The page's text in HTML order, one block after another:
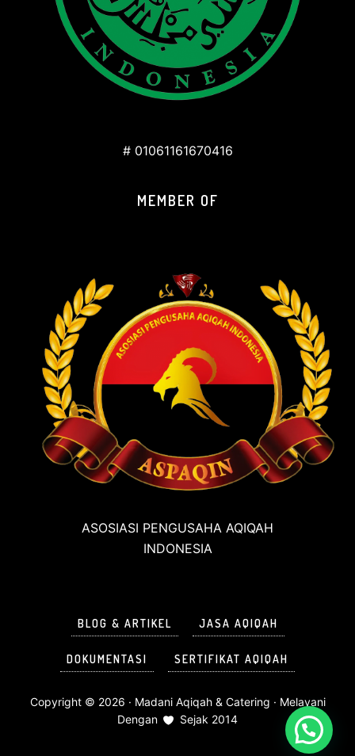
# 01061161670416
MEMBER OF
ASOSIASI PENGUSAHA AQIQAH
INDONESIA
BLOG & ARTIKEL JASA AQIQAH
DOKUMENTASI SERTIFIKAT AQIQAH
Copyright © 2026 · Madani Aqiqah & Catering · Melayani
Dengan
Sejak 2014